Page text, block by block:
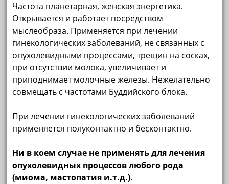
Частота планетарная, женская энергетика.
Открывается и работает посредством
мыслеобраза. Применяется при лечении
гинекологических заболеваний, не связанных с
опухолевидными процессами, трещин на сосках,
при отсутствии молока, увеличивает и
приподнимает молочные железы. Нежелательно
совмещать с частотами Буддийского блока.
При лечении гинекологических заболеваний
применяется полуконтактно и бесконтактно.
Ни в коем случае не применять для лечения
опухолевидных процессов любого рода
(миома, мастопатия и.т.д.).